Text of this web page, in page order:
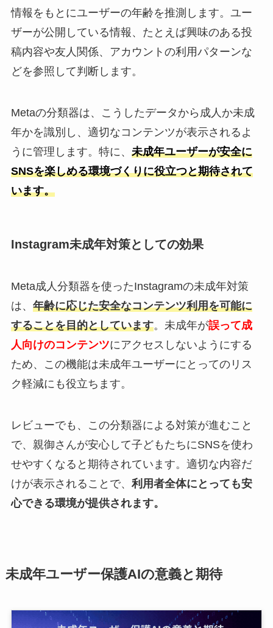
情報をもとにユーザーの年齢を推測します。ユー
ザーが公開している情報、たとえば興味のある投
稿内容や友人関係、アカウントの利用パターンな
どを参照して判断します。
Metaの分類器は、こうしたデータから成人か未成
年かを識別し、適切なコンテンツが表示されるよ
うに管理します。特に、 未成年ユーザーが安全に
SNSを楽しめる環境づくりに役立つと期待されて
います。
Instagram未成年対策としての効果
Meta成人分類器を使ったInstagramの未成年対策
は、 年齢に応じた安全なコンテンツ利用を可能に
することを目的としています。未成年が誤って成
人向けのコンテンツにアクセスしないようにする
ため、この機能は未成年ユーザーにとってのリス
ク軽減にも役立ちます。
レビューでも、この分類器による対策が進むこと
で、親御さんが安心して子どもたちにSNSを使わ
せやすくなると期待されています。適切な内容だ
けが表示されることで、 利用者全体にとっても安
心できる環境が提供されます。
未成年ユーザー保護AIの意義と期待